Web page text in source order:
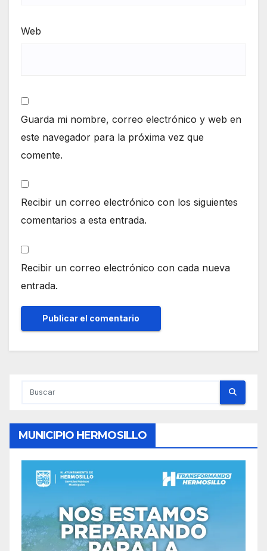
Web
Guarda mi nombre, correo electrónico y web en
este navegador para la próxima vez que
comente.
Recibir un correo electrónico con los siguientes
comentarios a esta entrada.
Recibir un correo electrónico con cada nueva
entrada.
MUNICIPIO HERMOSILLO